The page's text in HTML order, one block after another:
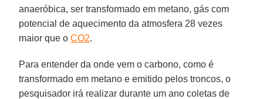
anaeróbica, ser transformado em metano, gás com
potencial de aquecimento da atmosfera 28 vezes
maior que oCO2.
Para entender da onde vem o carbono, como é
transformado em metano e emitido pelos troncos, o
pesquisador irá realizar durante um ano coletas de